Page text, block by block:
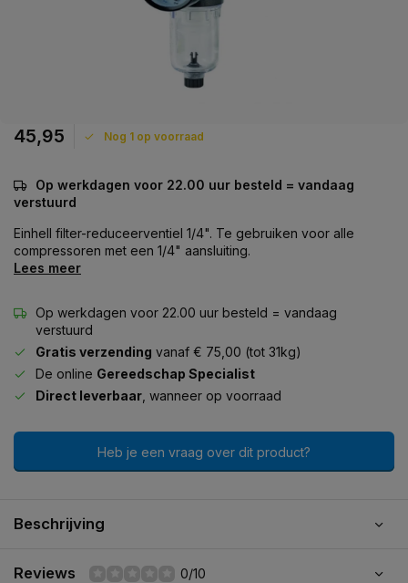
45,95 Nog 1 op voorraad
Op werkdagen voor 22.00 uur besteld = vandaag
verstuurd
Einhell filter-reduceerventiel 1/4". Te gebruiken voor alle
compressoren met een 1/4" aansluiting.
Lees meer
Op werkdagen voor 22.00 uur besteld = vandaag
verstuurd
Gratis verzending vanaf € 75,00 (tot 31kg)
De online Gereedschap Specialist
Direct leverbaar , wanneer op voorraad
Heb je een vraag over dit product?
Beschrijving
Reviews 0/10